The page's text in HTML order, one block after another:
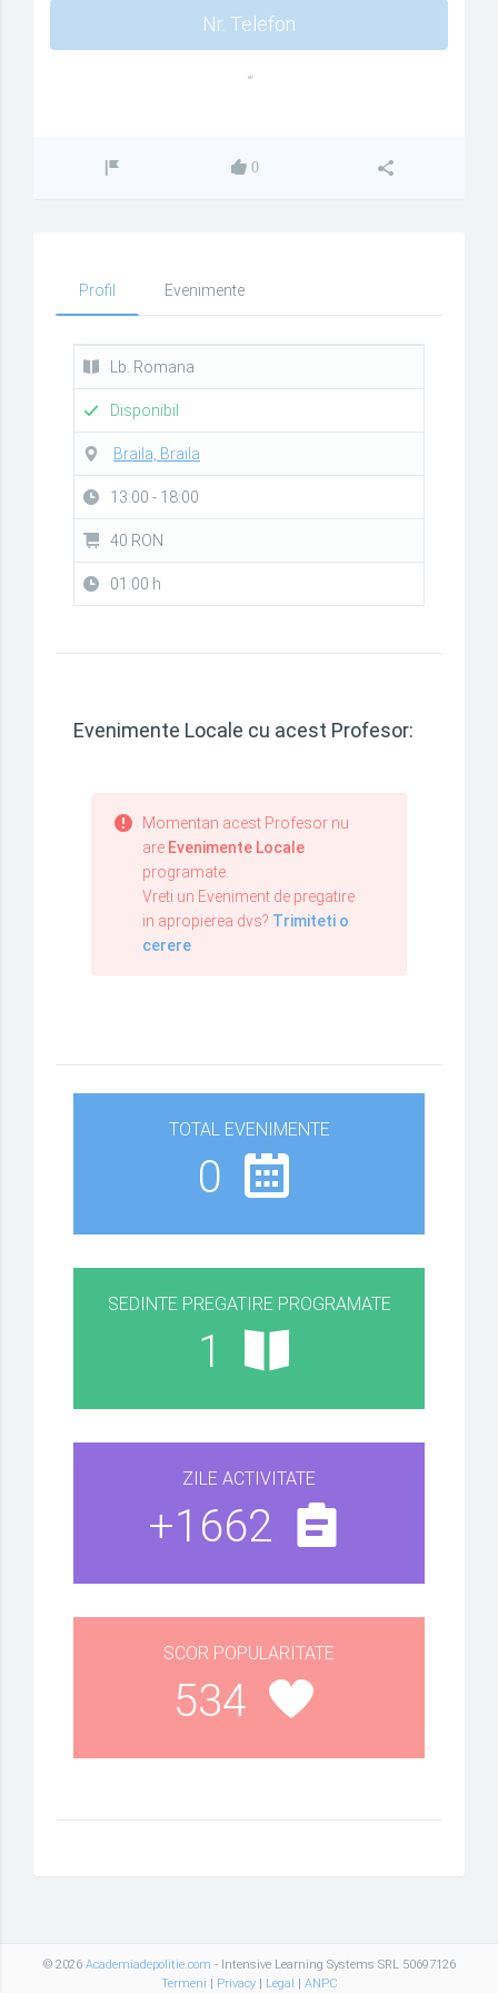
Nr. Telefon
""
0
Profil Evenimente
Lb. Romana
Disponibil
Braila, Braila
13:00 - 18:00
40 RON
01:00 h
Evenimente Locale cu acest Profesor:
Momentan acest Profesor nu
are Evenimente Locale
programate.
Vreti un Eveniment de pregatire
in apropierea dvs? Trimiteti o
cerere
TOTAL EVENIMENTE
0
SEDINTE PREGATIRE PROGRAMATE
1
ZILE ACTIVITATE
+1662
SCOR POPULARITATE
534
© 2026 Academiadepolitie.com - Intensive Learning Systems SRL 50697126
Termeni | Privacy| Legal | ANPC